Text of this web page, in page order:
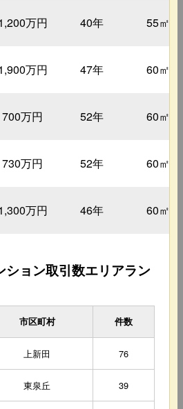
万円 40年 55㎡
万円 47年 60㎡
700万円 52年 60㎡
730万円 52年 60㎡
万円 46年 60㎡
ション取引数エリアラン
市区町村 件数
上新田 76
東泉丘 39